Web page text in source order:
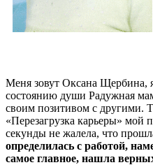
Меня зовут Оксана Щербина,
состоянию души Радужная
своим позитивом с другими.
«Перезагрузка карьеры»
секунды не жалела, что
определилась с работой,
самое главное, нашла